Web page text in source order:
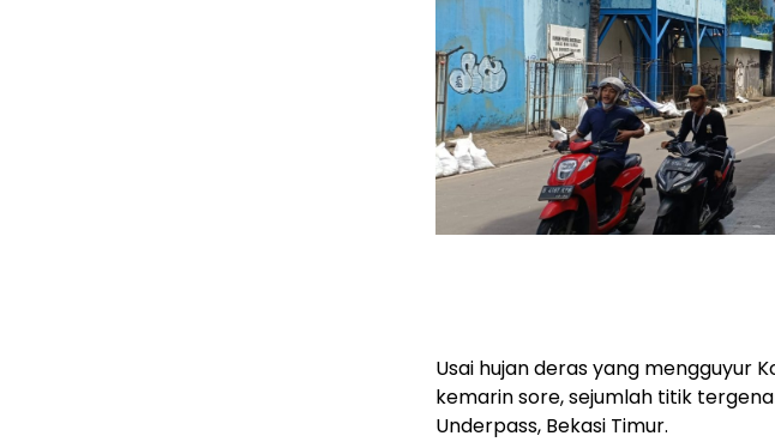
Usai hujan deras yang mengguyur
kemarin sore, sejumlah titik
Underpass, Bekasi Timur.